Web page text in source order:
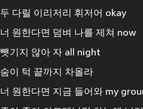
두 다릴 이리저리 휘저어 okay
너 원한다면 덤벼 나를 제쳐 now
뺏기지 않아 자 all night
숨이 턱 끝까지 차올라
너 원한다면 지금 들어와 my